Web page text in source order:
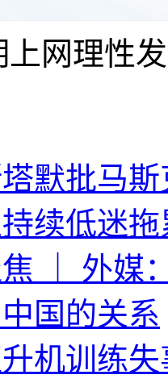
上网理性
默批马
续低迷
｜ 外媒
国的关系
机训练